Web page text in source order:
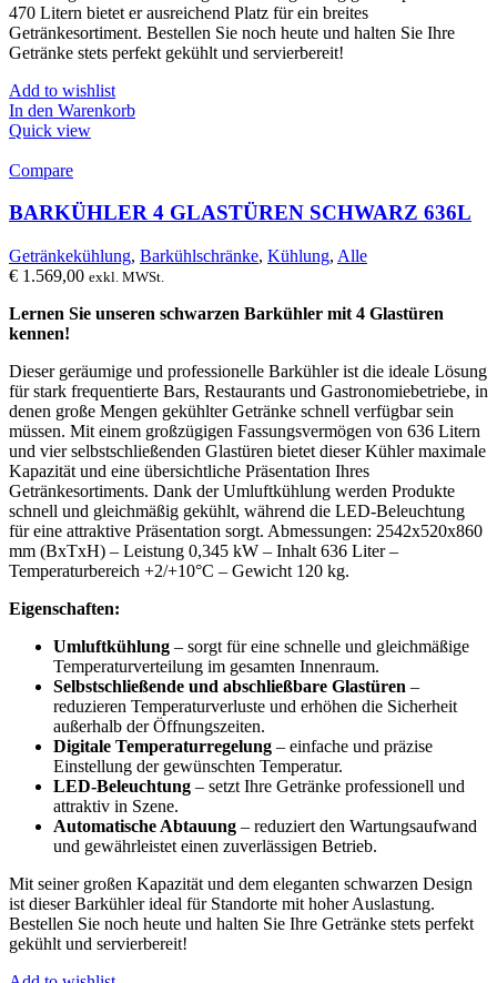
470 Litern bietet er ausreichend Platz für ein breites
Getränkesortiment. Bestellen Sie noch heute und halten Sie Ihre
Getränke stets perfekt gekühlt und servierbereit!
Add to wishlist
In den Warenkorb
Quick view
Compare
BARKÜHLER 4 GLASTÜREN SCHWARZ 636L
Getränkekühlung, Barkühlschränke, Kühlung, Alle
€ 1.569,00 exkl. MWSt.
Lernen Sie unseren schwarzen Barkühler mit 4 Glastüren
kennen!
Dieser geräumige und professionelle Barkühler ist die ideale Lösung
für stark frequentierte Bars, Restaurants und Gastronomiebetriebe, in
denen große Mengen gekühlter Getränke schnell verfügbar sein
müssen. Mit einem großzügigen Fassungsvermögen von 636 Litern
und vier selbstschließenden Glastüren bietet dieser Kühler maximale
Kapazität und eine übersichtliche Präsentation Ihres
Getränkesortiments. Dank der Umluftkühlung werden Produkte
schnell und gleichmäßig gekühlt, während die LED-Beleuchtung
für eine attraktive Präsentation sorgt. Abmessungen: 2542x520x860
mm (BxTxH) – Leistung 0,345 kW – Inhalt 636 Liter –
Temperaturbereich +2/+10°C – Gewicht 120 kg.
Eigenschaften:
Umluftkühlung – sorgt für eine schnelle und gleichmäßige
Temperaturverteilung im gesamten Innenraum.
Selbstschließende und abschließbare Glastüren –
reduzieren Temperaturverluste und erhöhen die Sicherheit
außerhalb der Öffnungszeiten.
Digitale Temperaturregelung – einfache und präzise
Einstellung der gewünschten Temperatur.
LED-Beleuchtung – setzt Ihre Getränke professionell und
attraktiv in Szene.
Automatische Abtauung – reduziert den Wartungsaufwand
und gewährleistet einen zuverlässigen Betrieb.
Mit seiner großen Kapazität und dem eleganten schwarzen Design
ist dieser Barkühler ideal für Standorte mit hoher Auslastung.
Bestellen Sie noch heute und halten Sie Ihre Getränke stets perfekt
gekühlt und servierbereit!